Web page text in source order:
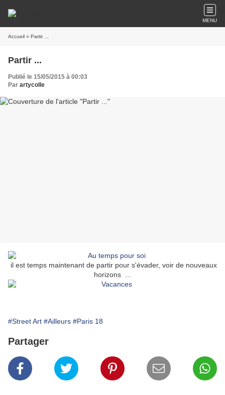
MENU
Accueil » Partir ...
Partir ...
Publié le 15/05/2015 à 00:03
Par artycolle
il est temps maintenant de partir pour s'évader, voir de nouveaux
horizons ...
#Street Art #Ailleurs #Paris 18
Partager